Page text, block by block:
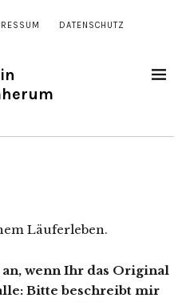
DATENSCHUTZ
Läuferleben.
wenn Ihr das Original
Bitte beschreibt mir